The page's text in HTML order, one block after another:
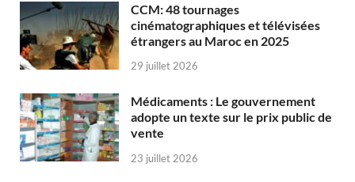
CCM: 48 tournages
cinématographiques et télévisées
étrangers au Maroc en 2025
29 juillet 2026
Médicaments : Le gouvernement
adopte un texte sur le prix public de
vente
23 juillet 2026